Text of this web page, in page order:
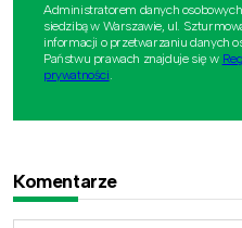
Administratorem danych
siedzibą w Warszawie, ul.
informacji o przetwarzaniu danych
Państwu prawach znajduje się w
prywatności.
Komentarze